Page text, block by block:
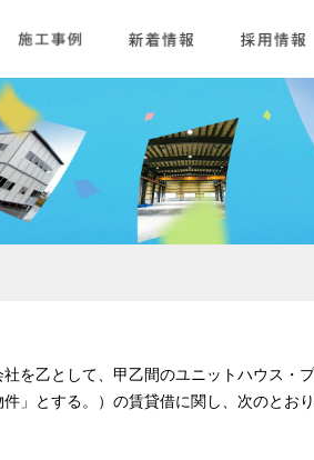
を乙として、甲乙間のユニットハウス・
」とする。）の賃貸借に関し、次のとお